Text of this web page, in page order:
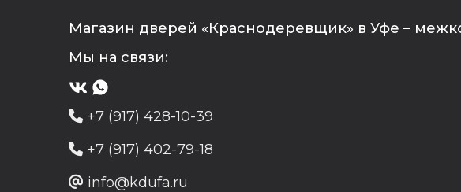
Магазин дверей «Краснодеревщик» в Уфе –
Мы на связи:
+7 (917) 428-10-39
+7 (917) 402-79-18
info@kdufa.ru